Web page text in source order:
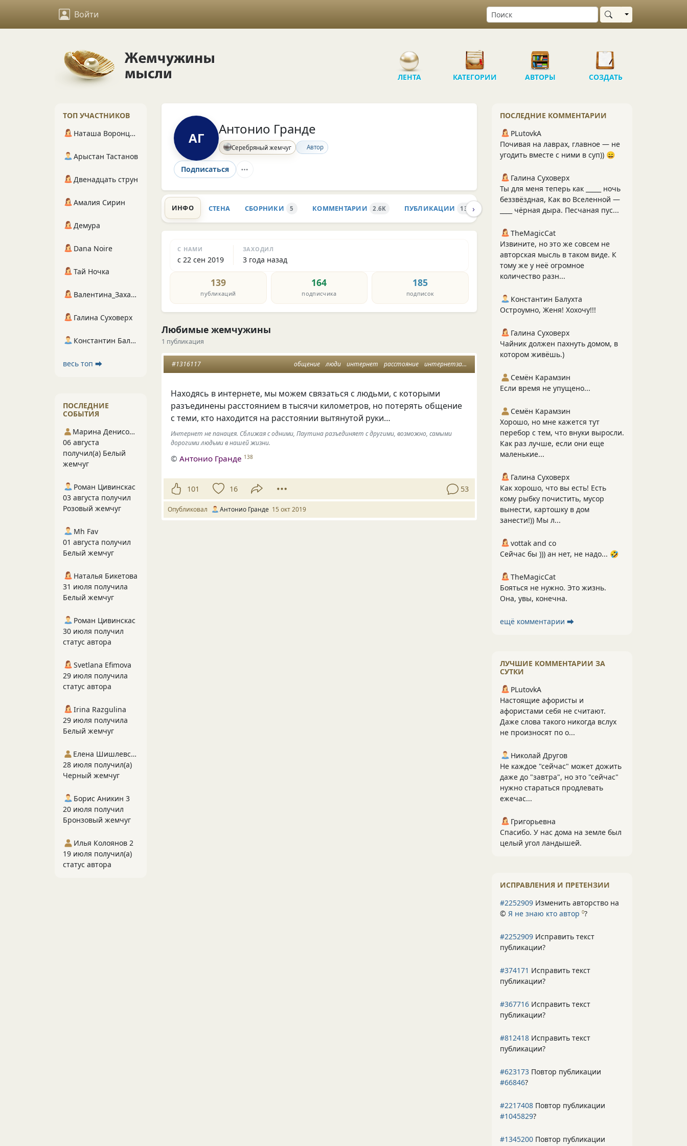
Войти Выбрать область
ЛЕНТА КАТЕГОРИИ АВТОРЫ СОЗДАТЬ
АГ
Антонио Гранде
Серебряный жемчуг Автор
Подписаться
ИНФО СТЕНА СБОРНИКИ 5 КОММЕНТАРИИ 2.6K ПУБЛИКАЦИИ 139 ПОДПИСЧИКИ 164 ПОДПИСКИ
›
С НАМИ
с 22 сен 2019
ЗАХОДИЛ
3 года назад
139
публикаций
164
подписчика
185
подписок
Любимые жемчужины
1 публикация
общение люди интернет расстояние интернетзависимость
#1316117
Находясь в интернете, мы можем связаться с людьми, с которыми
разъединены расстоянием в тысячи километров, но потерять общение
с теми, кто находится на расстоянии вытянутой руки…
Интернет не панацея. Сближая с одними, Паутина разъединяет с другими, возможно, самыми
дорогими людьми в нашей жизни.
©Антонио Гранде 138
101 16 53
Опубликовал Антонио Гранде 15 окт 2019
ПОСЛЕДНИЕ КОММЕНТАРИИ
PLutоvkА
Почивая на лаврах, главное — не
угодить вместе с ними в суп)) 😄
Галина Суховерх
Ты для меня теперь как _____ ночь
беззвёздная, Как во Вселенной —
____ чёрная дыра. Песчаная пус...
TheMagicCat
Извините, но это же совсем не
авторская мысль в таком виде. К
тому же у неё огромное
количество разн...
Константин Балухта
Остроумно, Женя! Хохочу!!!
Галина Суховерх
Чайник должен пахнуть домом, в
котором живёшь.)
Семён Карамзин
Если время не упущено...
Семён Карамзин
Хорошо, но мне кажется тут
перебор с тем, что внуки выросли.
Как раз лучше, если они еще
маленькие...
Галина Суховерх
Как хорошо, что вы есть! Есть
кому рыбку почистить, мусор
вынести, картошку в дом
занести!)) Мы л...
vottak and co
Сейчас бы ))) ан нет, не надо... 🤣
TheMagicCat
Бояться не нужно. Это жизнь.
Она, увы, конечна.
ещё комментарии ⮕
ЛУЧШИЕ КОММЕНТАРИИ ЗА
СУТКИ
PLutоvkА
Настоящие афористы и
афористами себя не считают.
Даже слова такого никогда вслух
не произносят по о...
Николай Другов
Не каждое "сейчас" может дожить
даже до "завтра", но это "сейчас"
нужно стараться продлевать
ежечас...
Григорьевна
Спасибо. У нас дома на земле был
целый угол ландышей.
ИСПРАВЛЕНИЯ И ПРЕТЕНЗИИ
#2252909 Изменить авторство на
© Я не знаю кто автор 0?
#2252909 Исправить текст
публикации?
#374171 Исправить текст
публикации?
#367716 Исправить текст
публикации?
#812418 Исправить текст
публикации?
#623173 Повтор публикации
#66846?
#2217408 Повтор публикации
#1045829?
#1345200 Повтор публикации
ТОП УЧАСТНИКОВ
Наташа Воронцова
Арыстан Тастанов
Двенадцать струн
Амалия Сирин
Демура
Dana Noire
Тай Ночка
Валентина_Захарова
Галина Суховерх
Константин Балухта
весь топ ⮕
ПОСЛЕДНИЕ
СОБЫТИЯ
Марина Денисова 5
06 августа
получил(а) Белый
жемчуг
Роман Цивинскас
03 августа получил
Розовый жемчуг
Mh Fav
01 августа получил
Белый жемчуг
Наталья Бикетова
31 июля получила
Белый жемчуг
Роман Цивинскас
30 июля получил
статус автора
Svetlana Efimova
29 июля получила
статус автора
Irina Razgulina
29 июля получила
Белый жемчуг
Елена Шишлевская
28 июля получил(а)
Черный жемчуг
Борис Аникин 3
20 июля получил
Бронзовый жемчуг
Илья Колоянов 2
19 июля получил(а)
статус автора